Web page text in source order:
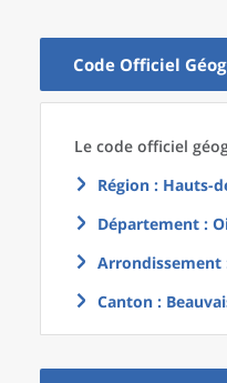
Code Officiel
Le code officiel
Région : Hauts-
Département :
Arrondissement
Canton :